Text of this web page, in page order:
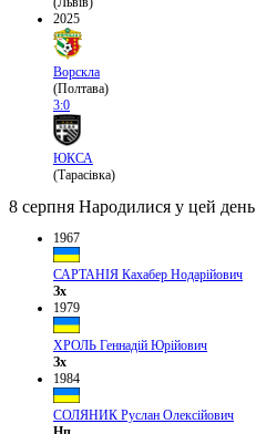
2025
Ворскла
(Полтава)
3:0
ЮКСА
(Тарасівка)
8 серпня Народилися у цей день
1967
САРТАНІЯ Кахабер Нодарійович
Зх
1979
ХРОЛЬ Геннадій Юрійович
Зх
1984
СОЛЯНИК Руслан Олексійович